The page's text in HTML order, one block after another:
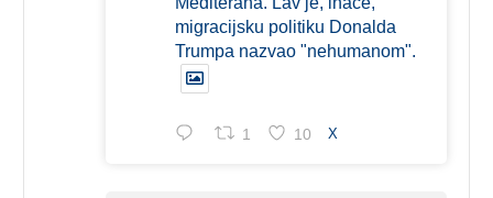
migracijsku politiku Donalda
Trumpa nazvao "nehumanom".
1 10 X